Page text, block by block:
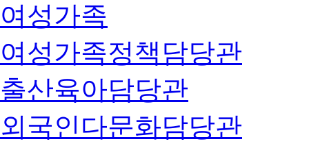
여성가족
여성가족정책담당관
출산육아담당관
외국인다문화담당관